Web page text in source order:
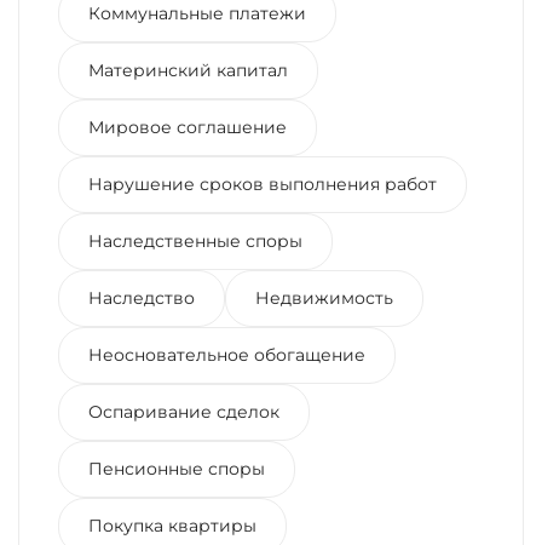
Коммунальные платежи
Материнский капитал
Мировое соглашение
Нарушение сроков выполнения работ
Наследственные споры
Наследство Недвижимость
Неосновательное обогащение
Оспаривание сделок
Пенсионные споры
Покупка квартиры